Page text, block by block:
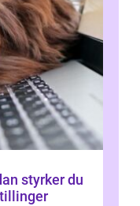
styrker du